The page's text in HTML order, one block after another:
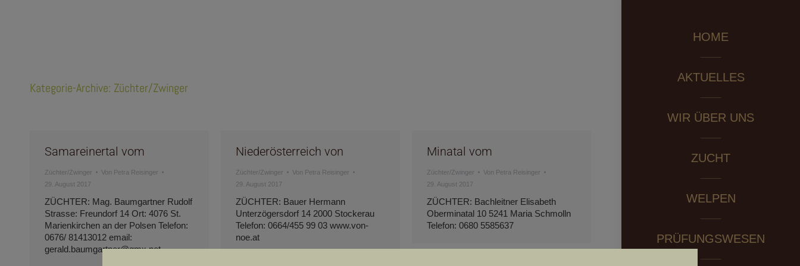
HOME
AKTUELLES
WIR ÜBER UNS
ZUCHT
WELPEN
PRÜFUNGSWESEN
Kategorie-Archive: Züchter/Zwinger
Samareinertal vom
Züchter/Zwinger Von Petra Reisinger
29. August 2017
ZÜCHTER: Mag. Baumgartner Rudolf
Strasse: Freundorf 14 Ort: 4076 St.
Marienkirchen an der Polsen Telefon:
0676/ 81413012 email:
gerald.baumgartner@gmx.net
Niederösterreich von
Züchter/Zwinger Von Petra Reisinger
29. August 2017
ZÜCHTER: Bauer Hermann
Unterzögersdorf 14 2000 Stockerau
Telefon: 0664/455 99 03 www.von-
noe.at
Minatal vom
Züchter/Zwinger Von Petra Reisinger
29. August 2017
ZÜCHTER: Bachleitner Elisabeth
Oberminatal 10 5241 Maria Schmolln
Telefon: 0680 5585637